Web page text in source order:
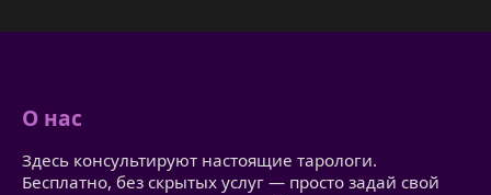
О нас
Здесь консультируют настоящие тарологи.
Бесплатно, без скрытых услуг — просто задай свой